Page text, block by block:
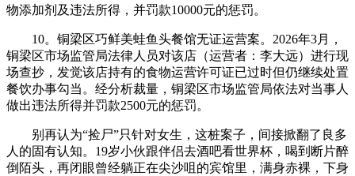
物添加剂及违法所得，并罚款10000元的惩罚。
10。铜梁区巧鲜美蛙鱼头餐馆无证运营案。2026年3月，
铜梁区市场监管局法律人员对该店（运营者：李大远）进行现
场查抄，发觉该店持有的食物运营许可证已过时但仍继续处置
餐饮办事勾当。经分析裁量，铜梁区市场监管局依法对当事人
做出违法所得并罚款2500元的惩罚。
别再认为“捡尸”只针对女生，这桩案子，间接掀翻了良多
人的固有认知。19岁小伙跟伴侣去酒吧看世界杯，喝到断片醉
倒陌头，再闭眼曾经躺正在尖沙咀的宾馆里，满身赤裸，下身